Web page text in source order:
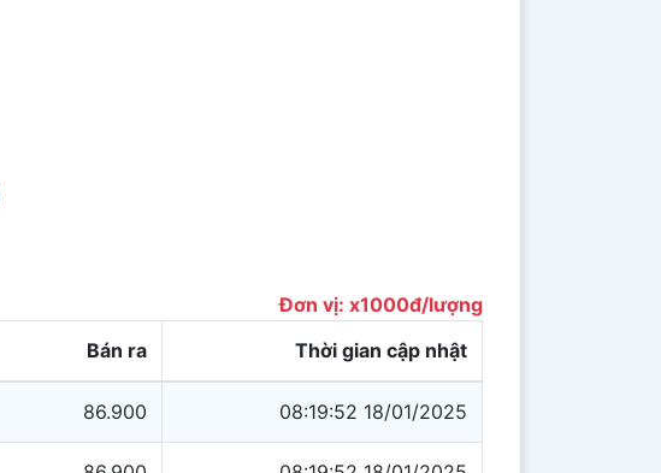
Đơn vị: x1000đ/lượng
Bán ra Thời gian cập nhật
86.900 08:19:52 18/01/2025